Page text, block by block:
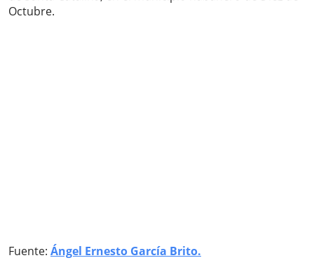
Octubre.
Fuente: Ángel Ernesto García Brito.